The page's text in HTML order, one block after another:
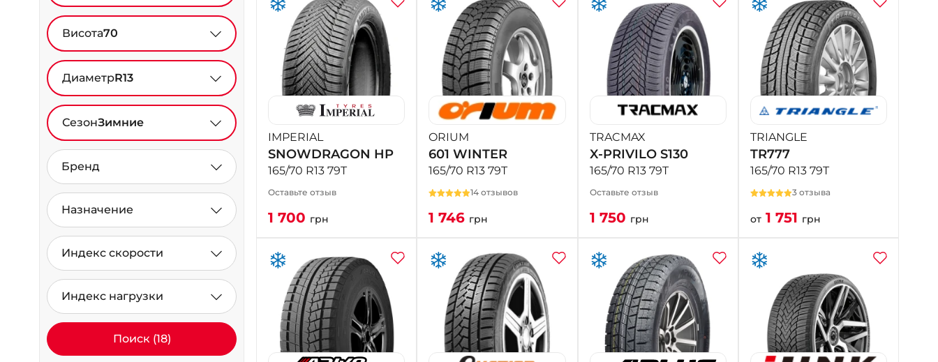
Висота70
ДиаметрR13
СезонЗимние
Бренд
Назначение
Индекс скорости
Индекс нагрузки
Поиск (18)
IMPERIAL
SNOWDRAGON HP
165/70 R13 79T
Оставьте отзыв
1 700 грн
ORIUM
601 WINTER
165/70 R13 79T
14 отзывов
1 746 грн
TRACMAX
X-PRIVILO S130
165/70 R13 79T
Оставьте отзыв
1 750 грн
TRIANGLE
TR777
165/70 R13 79T
3 отзыва
от1 751 грн